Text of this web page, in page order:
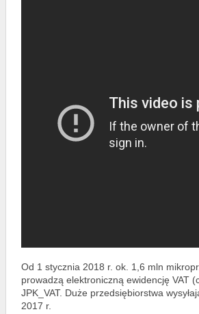
Od 1 stycznia 2018 r. ok. 1,6 mln
prowadzą elektroniczną ewidencję VAT
JPK_VAT. Duże przedsiębiorstwa
2017 r.